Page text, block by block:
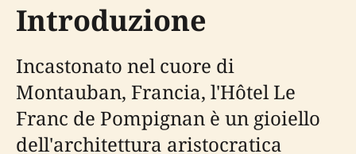
Introduzione
Incastonato nel cuore di
Montauban, Francia, l'Hôtel Le
Franc de Pompignan è un gioiello
dell'architettura aristocratica